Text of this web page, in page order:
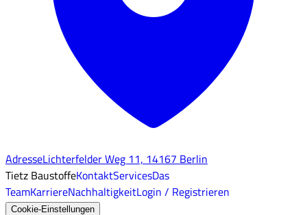
AdresseLichterfelder Weg 11, 14167 Berlin
Tietz BaustoffeKontaktServicesDas
TeamKarriereNachhaltigkeitLogin / Registrieren
Cookie-Einstellungen